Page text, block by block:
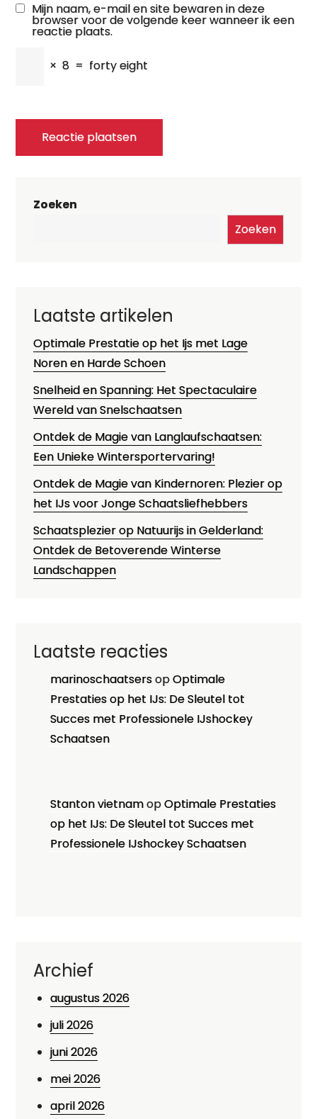
Mijn naam, e-mail en site bewaren in deze
browser voor de volgende keer wanneer ik een
reactie plaats.
× 8 = forty eight
Zoeken
Zoeken
Laatste artikelen
Optimale Prestatie op het Ijs met Lage
Noren en Harde Schoen
Snelheid en Spanning: Het Spectaculaire
Wereld van Snelschaatsen
Ontdek de Magie van Langlaufschaatsen:
Een Unieke Wintersportervaring!
Ontdek de Magie van Kindernoren: Plezier op
het IJs voor Jonge Schaatsliefhebbers
Schaatsplezier op Natuurijs in Gelderland:
Ontdek de Betoverende Winterse
Landschappen
Laatste reacties
marinoschaatsersopOptimale
Prestaties op het IJs: De Sleutel tot
Succes met Professionele IJshockey
Schaatsen
Stanton vietnamopOptimale Prestaties
op het IJs: De Sleutel tot Succes met
Professionele IJshockey Schaatsen
Archief
augustus 2026
juli 2026
juni 2026
mei 2026
april 2026